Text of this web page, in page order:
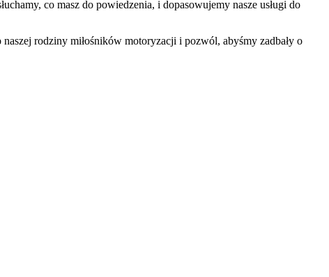
co masz do powiedzenia, i dopasowujemy nasze usługi do
rodziny miłośników motoryzacji i pozwól, abyśmy zadbały o